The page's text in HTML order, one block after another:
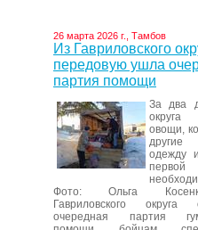
26 марта 2026 г., Тамбов
Из Гавриловского
передовую ушла
партия помощи
За два
овощи,
другие
одежду
первой
Фото: Ольга
Гавриловского округа
очередная партия